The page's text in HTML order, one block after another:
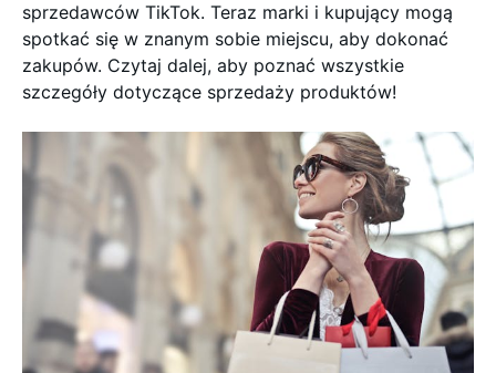
sprzedawców TikTok. Teraz marki i kupujący mogą
spotkać się w znanym sobie miejscu, aby dokonać
zakupów. Czytaj dalej, aby poznać wszystkie
szczegóły dotyczące sprzedaży produktów!